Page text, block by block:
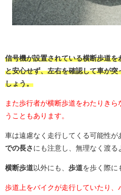
信号機が設置されている横断歩道
と安心せず、左右を確認して車が
しょう。
また歩行者が横断歩道をわたりき
うこともあります。
車は遠慮なく走行してくる可能性が
での長さ にも注意し、無理なく渡る
横断歩道 以外にも、 歩道を歩く際に
歩道上をバイクが走行していたり